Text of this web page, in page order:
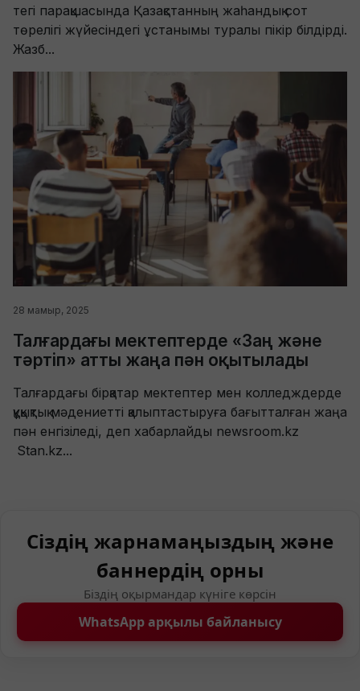
тегі парақшасында Қазақстанның жаһандық сот
төрелігі жүйесіндегі ұстанымы туралы пікір білдірді.
Жазб...
28 мамыр, 2025
Талғардағы мектептерде «Заң және
тәртіп» атты жаңа пән оқытылады
Талғардағы бірқатар мектептер мен колледждерде
құқықтық мәдениетті қалыптастыруға бағытталған жаңа
пән енгізіледі, деп хабарлайды newsroom.kz
Stan.kz...
Сіздің жарнамаңыздың және
баннердің орны
Біздің оқырмандар күніге көрсін
WhatsApp арқылы байланысу